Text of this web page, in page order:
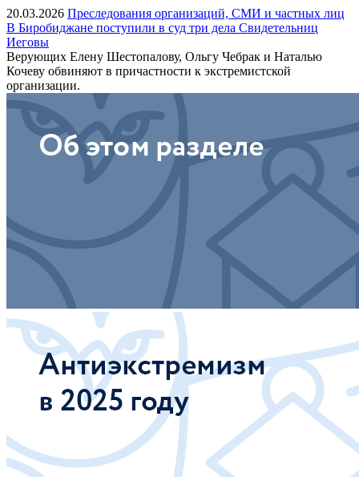
20.03.2026 Преследования организаций, СМИ и частных лиц
В Биробиджане поступили в суд три дела Свидетельниц
Иеговы
Верующих Елену Шестопалову, Ольгу Чебрак и Наталью
Кочеву обвиняют в причастности к экстремистской
организации.